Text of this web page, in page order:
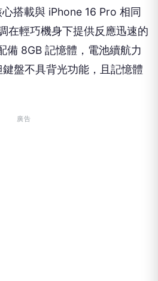
搭載與 iPhone 16 Pro 相同
在輕巧機身下提供反應迅速的
備 8GB 記憶體，電池續航力
盤不具背光功能，且記憶體
廣告